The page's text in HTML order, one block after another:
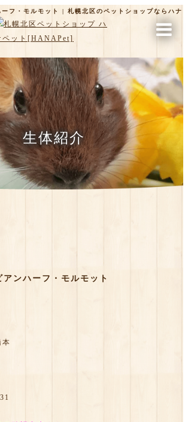
ーフ・モルモット | 札幌北区のペットショップならハナ
生体紹介
アンハーフ・モルモット